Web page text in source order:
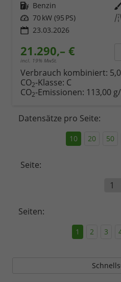
Kraftstoff Benzin
Leistung 70 kW (95 PS)
23.03.2026
21.290,– €
incl. 19% MwSt.
Verbrauch kombiniert:
CO2-Klasse: C
CO2-Emissionen: 113,00
Datensätze pro Seite:
10 20 50
Seite:
Seiten:
1 2 3